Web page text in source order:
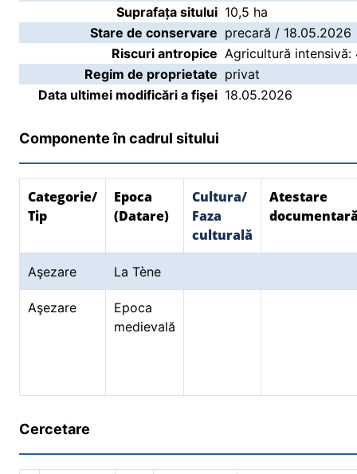
Suprafața sitului 10,5 ha
Stare de conservare precară / 18.05.2026
Riscuri antropice Agricultură intensivă:
Regim de proprietate privat
Data ultimei modificări a fişei 18.05.2026
Componente în cadrul sitului
Categorie/
Tip
Epoca
(Datare)
Cultura/
Faza
culturală
Atestare
Aşezare La Tène
Aşezare
Epoca
medievală
Cercetare